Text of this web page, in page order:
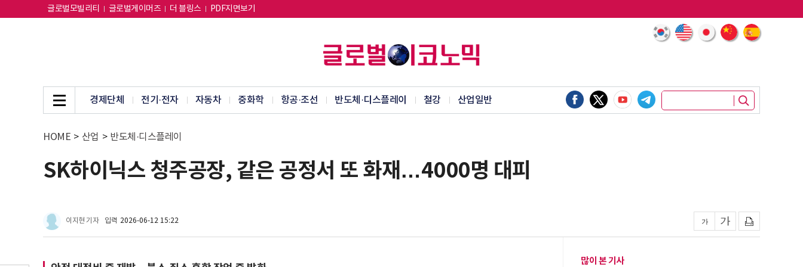
글로벌모빌리티 글로벌게이머즈 더 블링스 PDF지면보기
경제단체 전기·전자 자동차 중화학 항공·조선 반도체·디스플레이 철강 산업일반
HOME > 산업 > 반도체·디스플레이
SK하이닉스 청주공장, 같은 공정서 또 화재…4000명 대피
이지현 기자 입력 2026-06-12 15:22
많이 본 기사